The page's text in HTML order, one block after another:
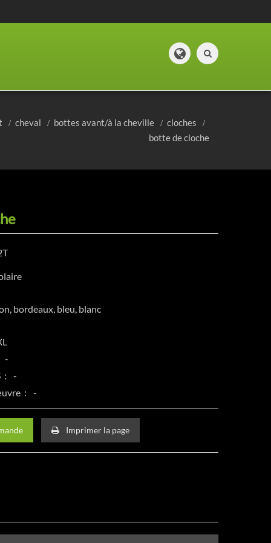
cheval bottes avant/à la cheville
cloches
botte de cloche
bordeaux, bleu, blanc
：
Imprimer la page